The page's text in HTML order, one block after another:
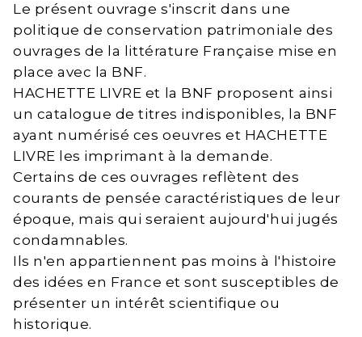
Le présent ouvrage s'inscrit dans une
politique de conservation patrimoniale des
ouvrages de la littérature Française mise en
place avec la BNF.
HACHETTE LIVRE et la BNF proposent ainsi
un catalogue de titres indisponibles, la BNF
ayant numérisé ces oeuvres et HACHETTE
LIVRE les imprimant à la demande.
Certains de ces ouvrages reflètent des
courants de pensée caractéristiques de leur
époque, mais qui seraient aujourd'hui jugés
condamnables.
Ils n'en appartiennent pas moins à l'histoire
des idées en France et sont susceptibles de
présenter un intérêt scientifique ou
historique.